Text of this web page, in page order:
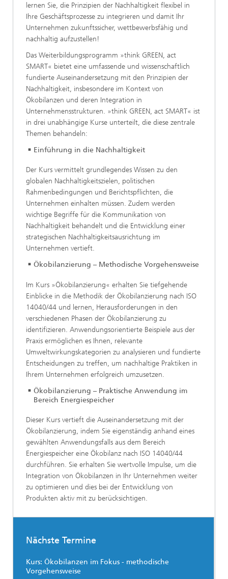
lernen Sie, die Prinzipien der Nachhaltigkeit flexibel in
Ihre Geschäftsprozesse zu integrieren und damit Ihr
Unternehmen zukunftssicher, wettbewerbsfähig und
nachhaltig aufzustellen!
Das Weiterbildungsprogramm »think GREEN, act
SMART« bietet eine umfassende und wissenschaftlich
fundierte Auseinandersetzung mit den Prinzipien der
Nachhaltigkeit, insbesondere im Kontext von
Ökobilanzen und deren Integration in
Unternehmensstrukturen. »think GREEN, act SMART« ist
in drei unabhängige Kurse unterteilt, die diese zentrale
Themen behandeln:
Einführung in die Nachhaltigkeit
Der Kurs vermittelt grundlegendes Wissen zu den
globalen Nachhaltigkeitszielen, politischen
Rahmenbedingungen und Berichtspflichten, die
Unternehmen einhalten müssen. Zudem werden
wichtige Begriffe für die Kommunikation von
Nachhaltigkeit behandelt und die Entwicklung einer
strategischen Nachhaltigkeitsausrichtung im
Unternehmen vertieft.
Ökobilanzierung – Methodische Vorgehensweise
Im Kurs »Ökobilanzierung« erhalten Sie tiefgehende
Einblicke in die Methodik der Ökobilanzierung nach ISO
14040/44 und lernen, Herausforderungen in den
verschiedenen Phasen der Ökobilanzierung zu
identifizieren. Anwendungsorientierte Beispiele aus der
Praxis ermöglichen es Ihnen, relevante
Umweltwirkungskategorien zu analysieren und fundierte
Entscheidungen zu treffen, um nachhaltige Praktiken in
Ihrem Unternehmen erfolgreich umzusetzen.
Ökobilanzierung – Praktische Anwendung im
Bereich Energiespeicher
Dieser Kurs vertieft die Auseinandersetzung mit der
Ökobilanzierung, indem Sie eigenständig anhand eines
gewählten Anwendungsfalls aus dem Bereich
Energiespeicher eine Ökobilanz nach ISO 14040/44
durchführen. Sie erhalten Sie wertvolle Impulse, um die
Integration von Ökobilanzen in Ihr Unternehmen weiter
zu optimieren und dies bei der Entwicklung von
Produkten aktiv mit zu berücksichtigen.
Nächste Termine
Kurs: Ökobilanzen im Fokus - methodische
Vorgehensweise